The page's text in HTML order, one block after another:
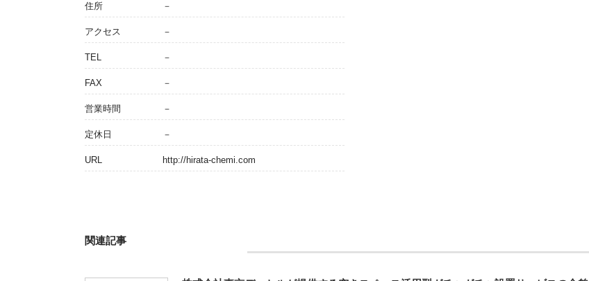
住所 －
アクセス －
TEL －
FAX －
営業時間 －
定休日 －
URL http://hirata-chemi.com
関連記事